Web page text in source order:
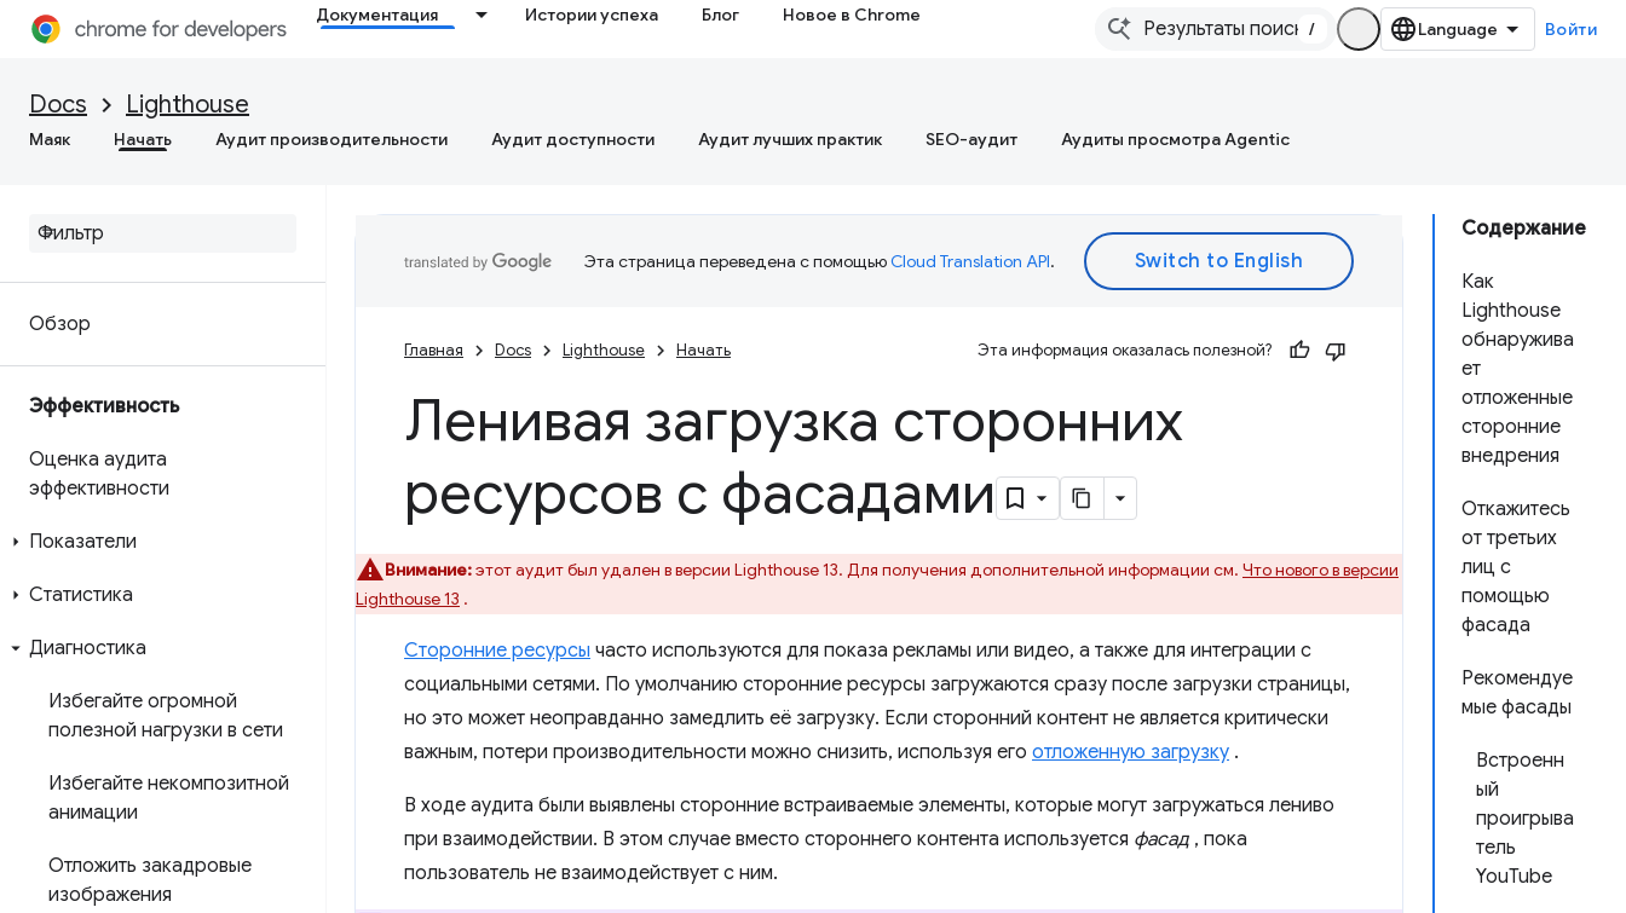
Документация Истории успеха Блог Новое в Chrome
/ Войти
Docs Lighthouse
Маяк Начать Аудит производительности Аудит доступности Аудит лучших практик SEO-аудит Аудиты просмотра Agentic
Обзор
Эффективность
Оценка аудита
эффективности
Показатели
Статистика
Диагностика
Избегайте огромной
полезной нагрузки в сети
Избегайте некомпозитной
анимации
Отложить закадровые
изображения
Содержание
Как
Lighthouse
обнаружива
ет
отложенные
сторонние
внедрения
Откажитесь
от третьих
лиц с
помощью
фасада
Рекомендуе
мые фасады
Встроенн
ый
проигрыва
тель
YouTube
Эта страница переведена с помощьюCloud Translation API.
Главная Docs Lighthouse Начать Эта информация оказалась полезной?
Ленивая загрузка сторонних
ресурсов с фасадами
Внимание:этот аудит был удален в версии Lighthouse 13. Для получения дополнительной информации см. Что нового в версии
Lighthouse 13 .
Сторонние ресурсы часто используются для показа рекламы или видео, а также для интеграции с
социальными сетями. По умолчанию сторонние ресурсы загружаются сразу после загрузки страницы,
но это может неоправданно замедлить её загрузку. Если сторонний контент не является критически
важным, потери производительности можно снизить, используя его отложенную загрузку .
В ходе аудита были выявлены сторонние встраиваемые элементы, которые могут загружаться лениво
при взаимодействии. В этом случае вместо стороннего контента используется фасад , пока
пользователь не взаимодействует с ним.